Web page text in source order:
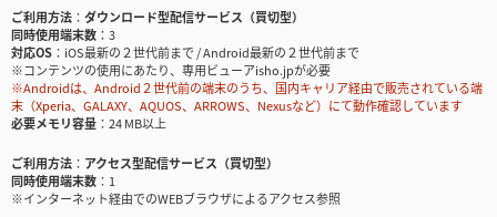
ご利用方法
ダウンロード型配信サービス（買切型）
同時使用端末数
3
対応OS
iOS最新の２世代前まで / Android最新の２世代前まで
※コンテンツの使用にあたり、専用ビューアisho.jpが必要
※Androidは、Android２世代前の端末のうち、国内キャリア経由で販売されている端
末（Xperia、GALAXY、AQUOS、ARROWS、Nexusなど）にて動作確認しています
必要メモリ容量
24 MB以上
ご利用方法
アクセス型配信サービス（買切型）
同時使用端末数
1
※インターネット経由でのWEBブラウザによるアクセス参照